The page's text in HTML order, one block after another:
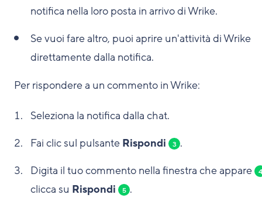
notifica nella loro posta in arrivo di Wrike.
Se vuoi fare altro, puoi aprire un'attività di Wrike
direttamente dalla notifica.
Per rispondere a un commento in Wrike:
Seleziona la notifica dalla chat.
Fai clic sul pulsante Rispondi 3 .
Digita il tuo commento nella finestra che appare
4
clicca su Rispondi 5 .